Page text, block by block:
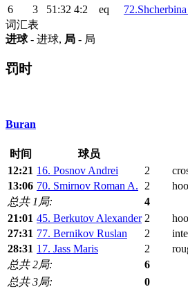
6
3 51:32 4:2 eq
词汇表
进球- 进球, 局 - 局
罚时
Buran
时间 球员
12:21 16. Posnov Andrei 2
13:06 70. Smirnov Roman A. 2
总共 1局:
4
21:01 45. Berkutov Alexander 2
27:31 77. Bernikov Ruslan 2
28:31 17. Jass Maris 2
总共 2局:
6
总共 3局:
0